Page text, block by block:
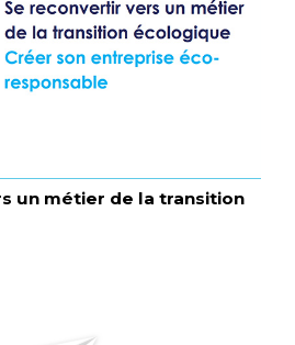
un métier de la transition